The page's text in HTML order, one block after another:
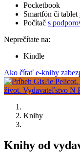
Pocketbook
Smartfón či tablet
Počítač s
Neprečítate na:
Kindle
Ako čítať e-knihy
Knihy
Knihy od